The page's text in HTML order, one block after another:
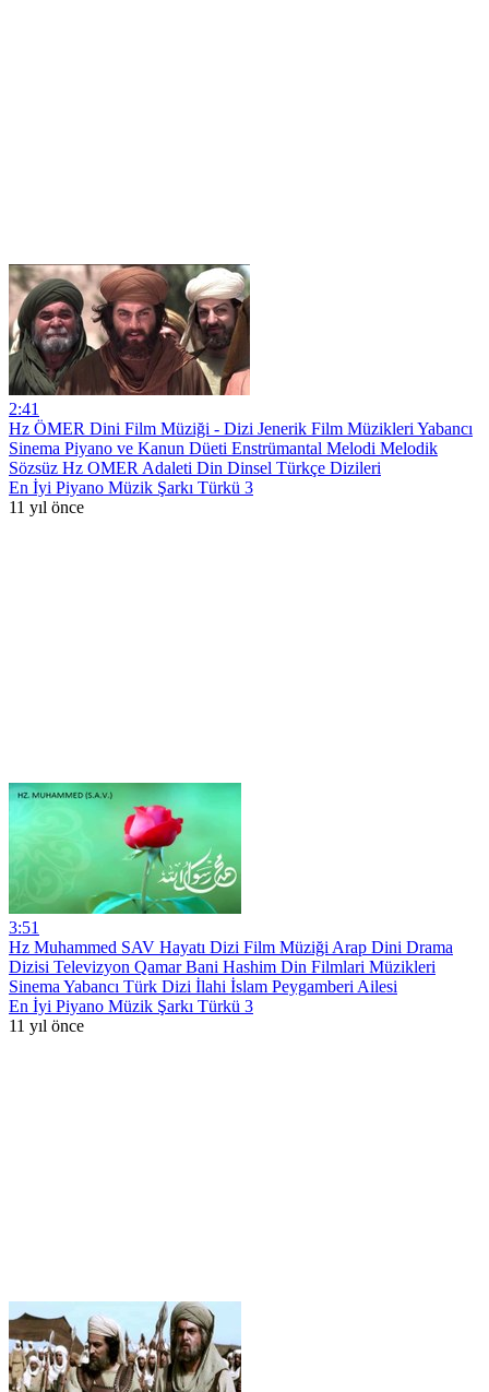
2:41
Hz ÖMER Dini Film Müziği - Dizi Jenerik Film Müzikleri Yabancı
Sinema Piyano ve Kanun Düeti Enstrümantal Melodi Melodik
Sözsüz Hz OMER Adaleti Din Dinsel Türkçe Dizileri
En İyi Piyano Müzik Şarkı Türkü 3
11 yıl önce
3:51
Hz Muhammed SAV Hayatı Dizi Film Müziği Arap Dini Drama
Dizisi Televizyon Qamar Bani Hashim Din Filmlari Müzikleri
Sinema Yabancı Türk Dizi İlahi İslam Peygamberi Ailesi
En İyi Piyano Müzik Şarkı Türkü 3
11 yıl önce